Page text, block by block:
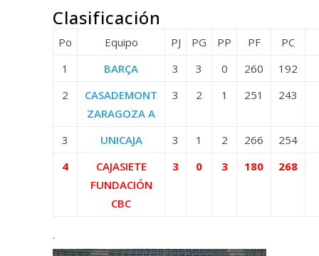
Clasificación
Po Equipo PJ PG PP PF
PC
1
BARÇA 3 3 0 260
192
2
CASADEMONT
ZARAGOZA A
3 2 1 251 243
3 UNICAJA 3 1 2 266
254
4
CAJASIETE
FUNDACIÓN
CBC
3 0 3 180 268
.